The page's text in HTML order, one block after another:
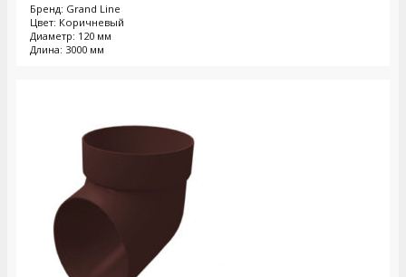
Бренд: Grand Line
Цвет: Коричневый
Диаметр: 120 мм
Длина: 3000 мм